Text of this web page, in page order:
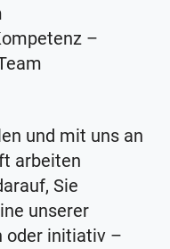
–
und mit uns an
arbeiten
Sie
unserer
oder initiativ –